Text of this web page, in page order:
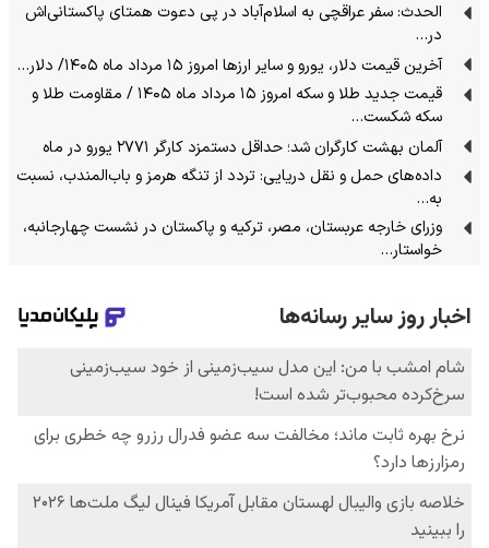
الحدث: سفر عراقچی به اسلام‌آباد در پی دعوت همتای پاکستانی‌اش
در…
آخرین قیمت دلار، یورو و سایر ارزها امروز ۱۵ مرداد ماه ۱۴۰۵/ دلار…
قیمت جدید طلا و سکه امروز ۱۵ مرداد ماه ۱۴۰۵ / مقاومت طلا و
سکه شکست…
آلمان بهشت کارگران شد؛ حداقل دستمزد کارگر ۲۷۷۱ یورو در ماه
داده‌های حمل‌ و نقل دریایی: تردد از تنگه‌ هرمز و باب‌المندب، نسبت
به…
وزرای خارجه عربستان، مصر، ترکیه و پاکستان در نشست چهارجانبه،
خواستار…